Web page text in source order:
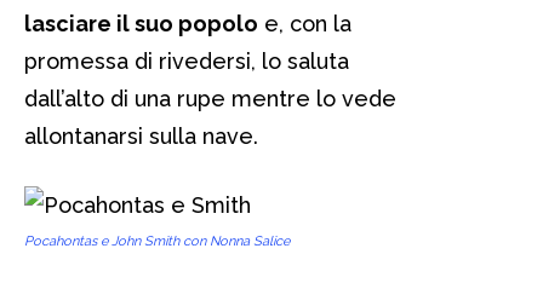
lasciare il suo popolo e, con la
promessa di rivedersi, lo saluta
dall’alto di una rupe mentre lo vede
allontanarsi sulla nave.
Pocahontas e John Smith con Nonna Salice